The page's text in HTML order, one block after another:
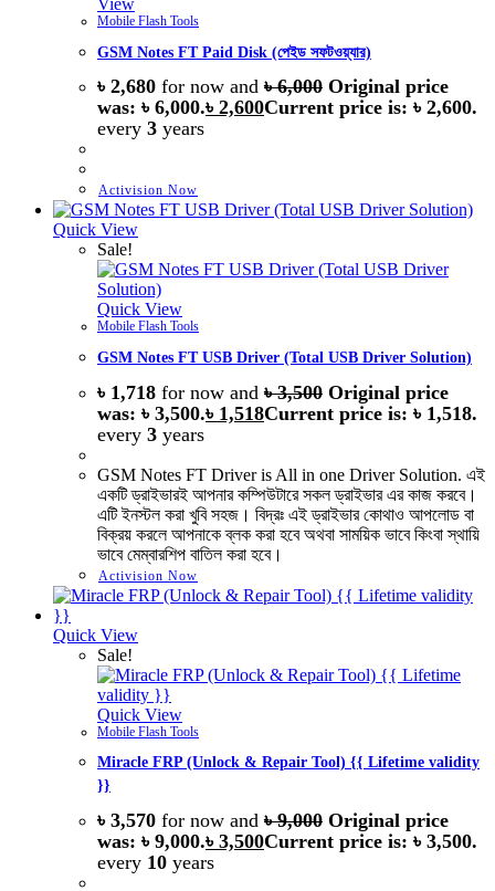
View
Mobile Flash Tools
GSM Notes FT Paid Disk (পেইড সফটওয়্যার)
৳ 2,680 for now and৳6,000 Original price
was: ৳ 6,000.৳ 2,600Current price is: ৳ 2,600.
every 3 years
Activision Now
Quick View
Sale!
Quick View
Mobile Flash Tools
GSM Notes FT USB Driver (Total USB Driver Solution)
৳ 1,718 for now and৳3,500 Original price
was: ৳ 3,500.৳ 1,518Current price is: ৳ 1,518.
every 3 years
GSM Notes FT Driver is All in one Driver Solution. এই
একটি ড্রাইভারই আপনার কম্পিউটারে সকল ড্রাইভার এর কাজ করবে।
এটি ইনস্টল করা খুবি সহজ। বিদ্রঃ এই ড্রাইভার কোথাও আপলোড বা
বিক্রয় করলে আপনাকে ব্লক করা হবে অথবা সাময়িক ভাবে কিংবা স্থায়ি
ভাবে মেম্বারশিপ বাতিল করা হবে।
Activision Now
Quick View
Sale!
Quick View
Mobile Flash Tools
Miracle FRP (Unlock & Repair Tool) {{ Lifetime validity
}}
৳ 3,570 for now and৳9,000 Original price
was: ৳ 9,000.৳ 3,500Current price is: ৳ 3,500.
every 10 years